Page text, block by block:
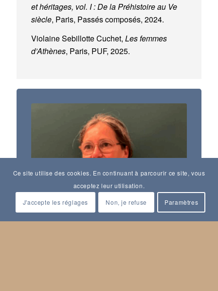
et héritages, vol. I : De la Préhistoire au Ve
siècle, Paris, Passés composés, 2024.
Violaine Sebillotte Cuchet, Les femmes
d’Athènes, Paris, PUF, 2025.
Ce site utilise des cookies. En continuant à parcourir ce site, vous
acceptez leur utilisation.
J'accepte les réglages Non, je refuse Paramètres